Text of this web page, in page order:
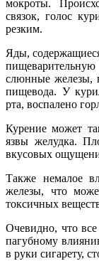
мокроты.
связок, голос
резким.
Яды,
слюнные железы,
пищевода. У
рта, воспалено
Курение может
язвы желудка.
вкусовых
Также немалое
железы, что
токсичных
Очевидно, что
пагубному
в руки сигарету,